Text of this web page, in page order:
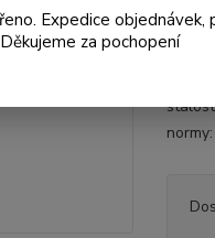
Expedice
za pochopení